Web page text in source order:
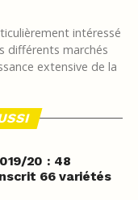
intéressé
différents marchés
extensive de la
20 : 48
66 variétés